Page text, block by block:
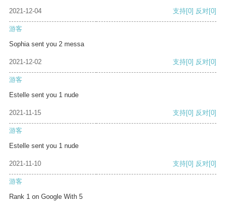
2021-12-04 支持[0] 反对[0]
游客
Sophia sent you 2 messa
2021-12-02 支持[0] 反对[0]
游客
Estelle sent you 1 nude
2021-11-15 支持[0] 反对[0]
游客
Estelle sent you 1 nude
2021-11-10 支持[0] 反对[0]
游客
Rank 1 on Google With 5